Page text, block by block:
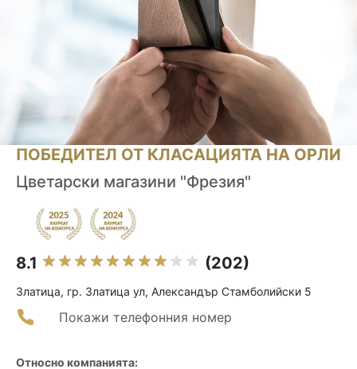
ПОБЕДИТЕЛ ОТ КЛАСАЦИЯТА НА ОРЛИ
Цветарски магазини "Фрезия"
8.1 (202)
Златица, гр. Златица ул, Александър Стамболийски 5
Покажи телефонния номер
Относно компанията: